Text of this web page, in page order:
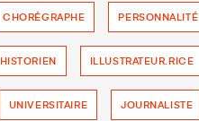
CHORÉGRAPHE
HISTORIEN ILLUSTRATEUR.RICE
UNIVERSITAIRE JOURNALISTE